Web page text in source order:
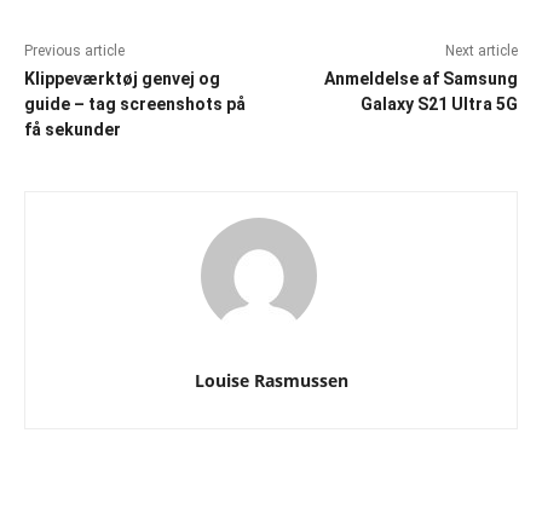
Previous article
Klippeværktøj genvej og
guide – tag screenshots på
få sekunder
Next article
Anmeldelse af Samsung
Galaxy S21 Ultra 5G
Louise Rasmussen